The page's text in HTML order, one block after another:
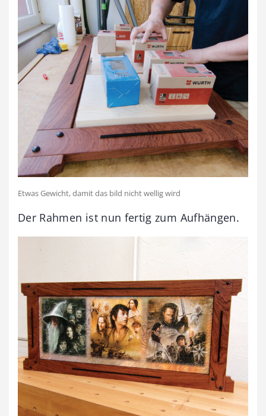
Etwas Gewicht, damit das bild nicht wellig wird
Der Rahmen ist nun fertig zum Aufhängen.